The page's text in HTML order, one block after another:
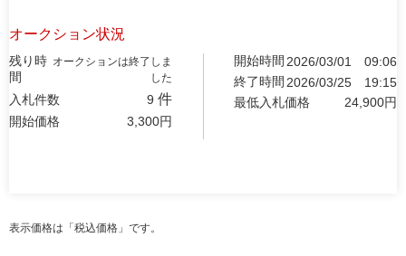
オークション状況
残り時
間
オークションは終了しま
した
入札件数 9 件
開始価格 3,300円
開始時間 2026/03/01
09:06
終了時間 2026/03/25
19:15
最低入札価格
24,900円
表示価格は「税込価格」です。